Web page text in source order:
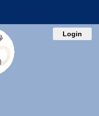
Login